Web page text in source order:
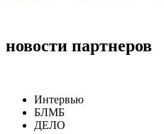
новости партнеров
Интервью
БЛМБ
ДЕЛО